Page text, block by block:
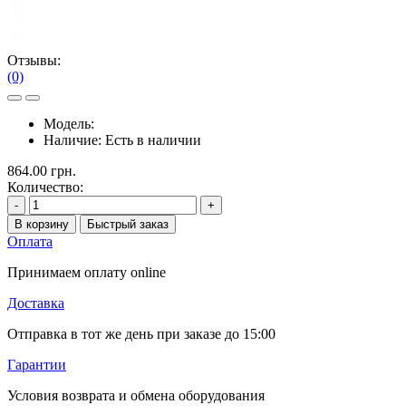
Отзывы:
(0)
Модель:
Наличие: Есть в наличии
864.00 грн.
Количество:
-
+
В корзину
Быстрый заказ
Оплата
Принимаем оплату online
Доставка
Отправка в тот же день при заказе до 15:00
Гарантии
Условия возврата и обмена оборудования